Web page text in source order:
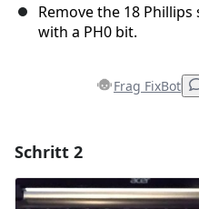
Remove the 18
with a PH0 bit.
Frag FixBot
Kommentar
Schritt 2